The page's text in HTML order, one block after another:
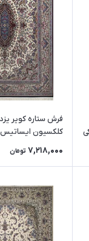
(رنگبندی متنوع)
7,218,000 تومان